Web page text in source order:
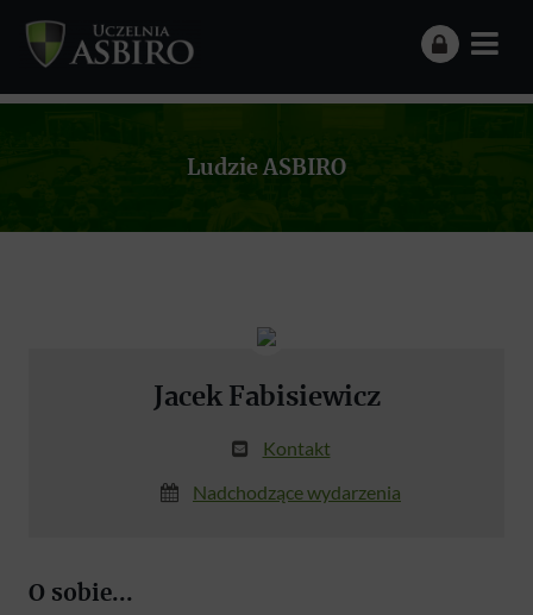
Ludzie ASBIRO
Jacek Fabisiewicz
Kontakt
Nadchodzące wydarzenia
O sobie...